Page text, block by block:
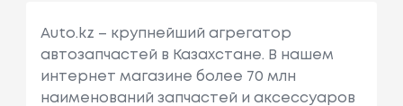
Auto.kz – крупнейший агрегатор
автозапчастей в Казахстане. В нашем
интернет магазине более 70 млн
наименований запчастей и аксессуаров